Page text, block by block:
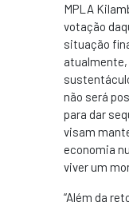
MPLA
votação
situação
não será
para dar
visam
economia
viver um
“Além da